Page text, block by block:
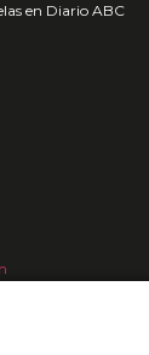
en Diario ABC